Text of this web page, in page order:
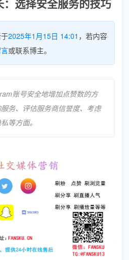
2025年1月15日 14:01 ，若内容
或联系博主。
账号安全地增加点赞数的方
务、评估服务商信誉度、考虑
等方面。